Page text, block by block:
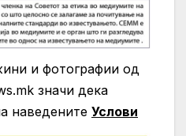
и фотографии од
значи дека
нaведените Услови